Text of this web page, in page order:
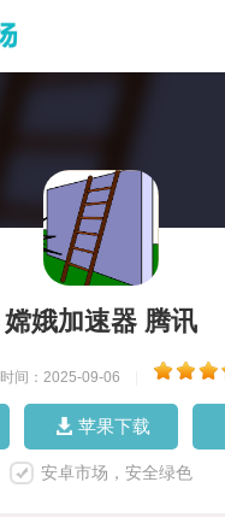
嫦娥加速器 腾讯
时间：2025-09-06
苹果下载
安卓市场，安全绿色